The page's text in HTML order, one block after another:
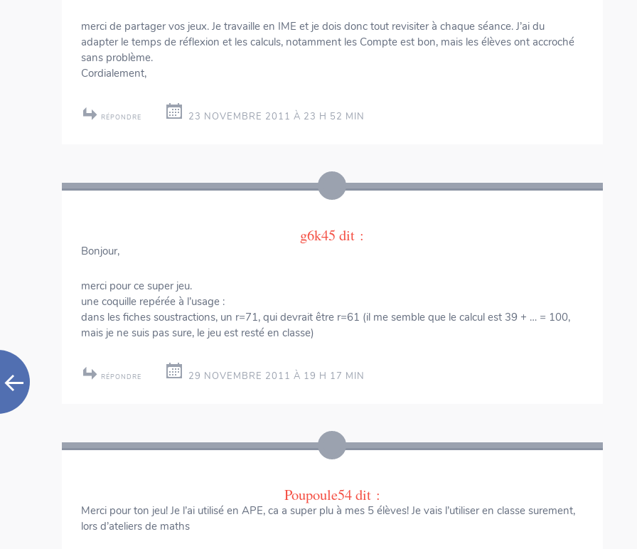
merci de partager vos jeux. Je travaille en IME et je dois donc tout revisiter à chaque séance. J’ai du
adapter le temps de réflexion et les calculs, notamment les Compte est bon, mais les élèves ont accroché
sans problème.
Cordialement,
RÉPONDRE 23 NOVEMBRE 2011 À 23 H 52 MIN
g6k45 dit :
Bonjour,
merci pour ce super jeu.
une coquille repérée à l’usage :
dans les fiches soustractions, un r=71, qui devrait être r=61 (il me semble que le calcul est 39 + … = 100,
mais je ne suis pas sure, le jeu est resté en classe)
RÉPONDRE 29 NOVEMBRE 2011 À 19 H 17 MIN
Poupoule54dit :
Merci pour ton jeu! Je l’ai utilisé en APE, ca a super plu à mes 5 élèves! Je vais l’utiliser en classe surement,
lors d’ateliers de maths